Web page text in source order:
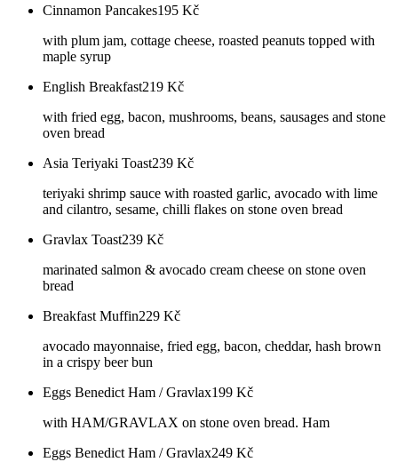
Cinnamon Pancakes195 Kč
with plum jam, cottage cheese, roasted peanuts topped with
maple syrup
English Breakfast219 Kč
with fried egg, bacon, mushrooms, beans, sausages and stone
oven bread
Asia Teriyaki Toast239 Kč
teriyaki shrimp sauce with roasted garlic, avocado with lime
and cilantro, sesame, chilli flakes on stone oven bread
Gravlax Toast239 Kč
marinated salmon & avocado cream cheese on stone oven
bread
Breakfast Muffin229 Kč
avocado mayonnaise, fried egg, bacon, cheddar, hash brown
in a crispy beer bun
Eggs Benedict Ham / Gravlax199 Kč
with HAM/GRAVLAX on stone oven bread. Ham
Eggs Benedict Ham / Gravlax249 Kč